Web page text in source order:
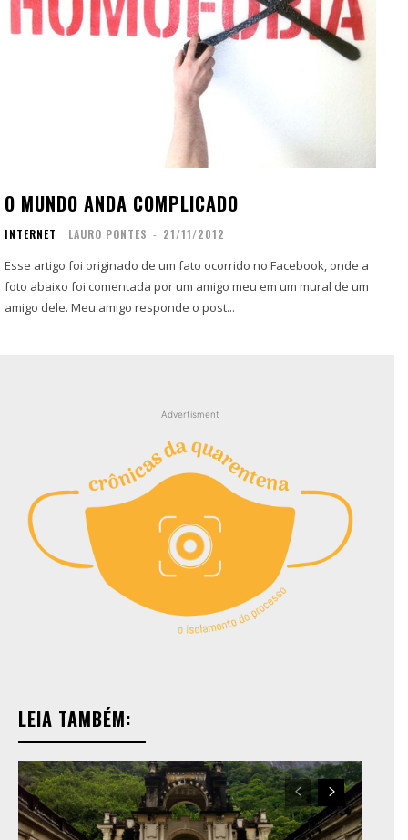
O MUNDO ANDA COMPLICADO
INTERNET LAURO PONTES - 21/11/2012
Esse artigo foi originado de um fato ocorrido no Facebook, onde a
foto abaixo foi comentada por um amigo meu em um mural de um
amigo dele. Meu amigo responde o post...
Advertisment
LEIA TAMBÉM: